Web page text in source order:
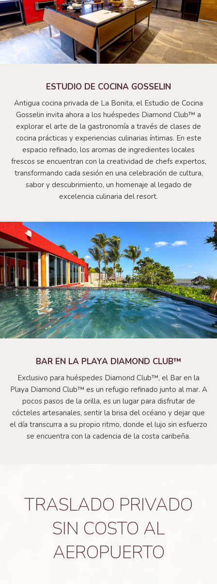
ESTUDIO DE COCINA GOSSELIN
Antigua cocina privada de La Bonita, el Estudio de Cocina
Gosselin invita ahora a los huéspedes Diamond Club™ a
explorar el arte de la gastronomía a través de clases de
cocina prácticas y experiencias culinarias íntimas. En este
espacio refinado, los aromas de ingredientes locales
frescos se encuentran con la creatividad de chefs expertos,
transformando cada sesión en una celebración de cultura,
sabor y descubrimiento, un homenaje al legado de
excelencia culinaria del resort.
BAR EN LA PLAYA DIAMOND CLUB™
Exclusivo para huéspedes Diamond Club™, el Bar en la
Playa Diamond Club™ es un refugio refinado junto al mar. A
pocos pasos de la orilla, es un lugar para disfrutar de
cócteles artesanales, sentir la brisa del océano y dejar que
el día transcurra a su propio ritmo, donde el lujo sin esfuerzo
se encuentra con la cadencia de la costa caribeña.
TRASLADO PRIVADO
SIN COSTO AL
AEROPUERTO